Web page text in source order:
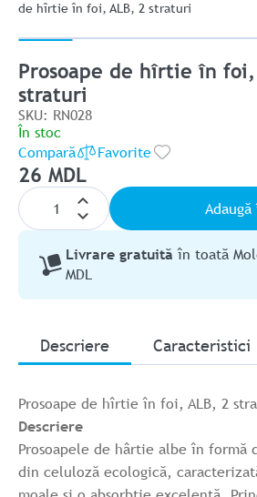
de hîrtie în foi, ALB, 2 straturi
Prosoape de hîrtie în foi,
straturi
SKU: RN028
În stoc
Compară
Favorite
26 MDL
Livrare gratuită în toată
MDL
Descriere Caracteristici
Prosoape de hîrtie în foi, ALB, 2
Descriere
Prosoapele de hârtie albe în formă
din celuloză ecologică,